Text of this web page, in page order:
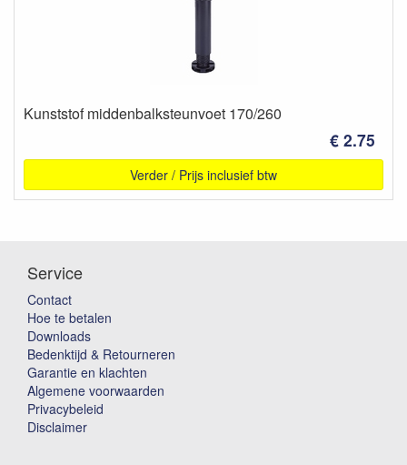
Kunststof middenbalksteunvoet 170/260
€ 2.75
Verder / Prijs inclusief btw
Service
Contact
Hoe te betalen
Downloads
Bedenktijd & Retourneren
Garantie en klachten
Algemene voorwaarden
Privacybeleid
Disclaimer